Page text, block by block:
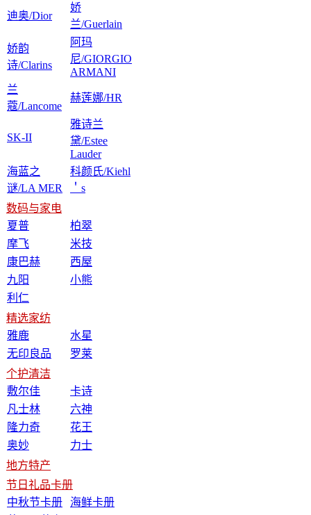
迪奥/Dior
娇
兰/Guerlain
娇韵
诗/Clarins
阿玛
尼/GIORGIO
ARMANI
兰
蔻/Lancome
赫莲娜/HR
SK-II
雅诗兰
黛/Estee
Lauder
海蓝之
谜/LA MER
科颜氏/Kiehl
＇s
数码与家电
夏普
柏翠
摩飞
米技
康巴赫
西屋
九阳
小熊
利仁
精选家纺
雅鹿
水星
无印良品
罗莱
个护清洁
敷尔佳
卡诗
凡士林
六神
隆力奇
花王
奥妙
力士
地方特产
节日礼品卡册
中秋节卡册
海鲜卡册